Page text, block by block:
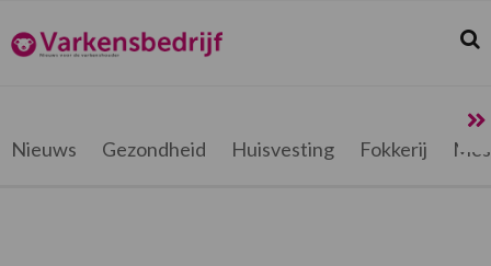
de
hoofdnavigatie
de
hoofd
de
eerste
de
voettekst
Varkensbedrijf.be
Nieuws Gezondheid Huisvesting Fokkerij